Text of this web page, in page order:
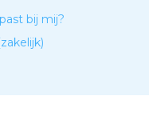
bij mij?